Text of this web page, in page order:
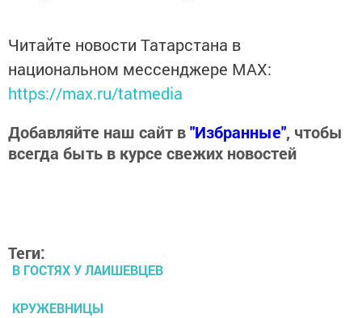
Читайте новости Татарстана в
национальном мессенджере MАХ:
https://max.ru/tatmedia
Добавляйте наш сайт в"Избранные", чтобы
всегда быть в курсе свежих новостей
Теги:
В ГОСТЯХ У ЛАИШЕВЦЕВ
КРУЖЕВНИЦЫ